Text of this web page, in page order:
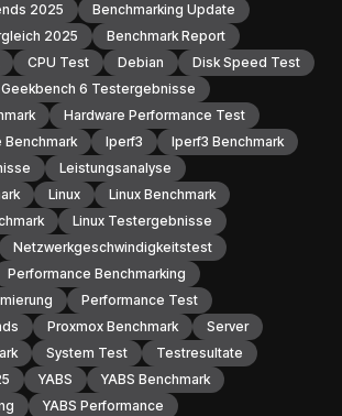
2025
Benchmarking Update
2025
Benchmark Report
CPU Test Debian
Disk Speed Test
Geekbench 6 Testergebnisse
Hardware Performance Test
Benchmark
Iperf3
Iperf3 Benchmark
Leistungsanalyse
Linux
Linux Benchmark
Linux Testergebnisse
Netzwerkgeschwindigkeitstest
Performance Benchmarking
Performance Test
Proxmox Benchmark
Server
System Test
Testresultate
YABS
YABS Benchmark
YABS Performance